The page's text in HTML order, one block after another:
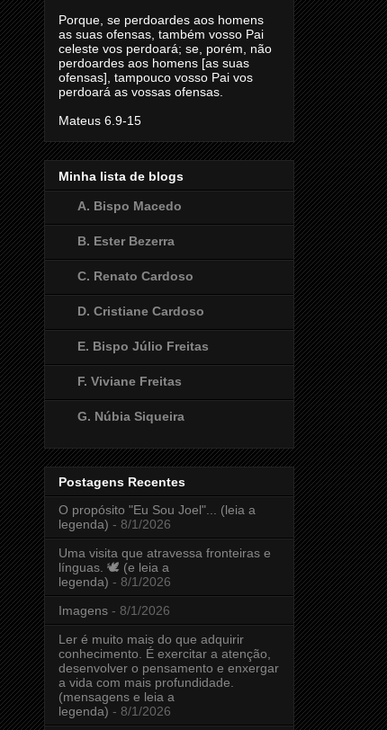
Porque, se perdoardes aos homens
as suas ofensas, também vosso Pai
celeste vos perdoará; se, porém, não
perdoardes aos homens [as suas
ofensas], tampouco vosso Pai vos
perdoará as vossas ofensas.
Mateus 6.9-15
Minha lista de blogs
A. Bispo Macedo
B. Ester Bezerra
C. Renato Cardoso
D. Cristiane Cardoso
E. Bispo Júlio Freitas
F. Viviane Freitas
G. Núbia Siqueira
Postagens Recentes
O propósito "Eu Sou Joel"... (leia a
legenda) - 8/1/2026
Uma visita que atravessa fronteiras e
línguas. 🕊️ (e leia a
legenda) - 8/1/2026
Imagens - 8/1/2026
Ler é muito mais do que adquirir
conhecimento. É exercitar a atenção,
desenvolver o pensamento e enxergar
a vida com mais profundidade.
(mensagens e leia a
legenda) - 8/1/2026